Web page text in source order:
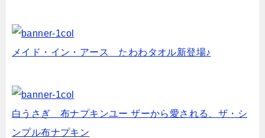
メイド・イン・アース たわわタオル新登場♪
白うさぎ 布ナプキンユー ザーから愛される、ザ・シ
ンプル布ナプキン